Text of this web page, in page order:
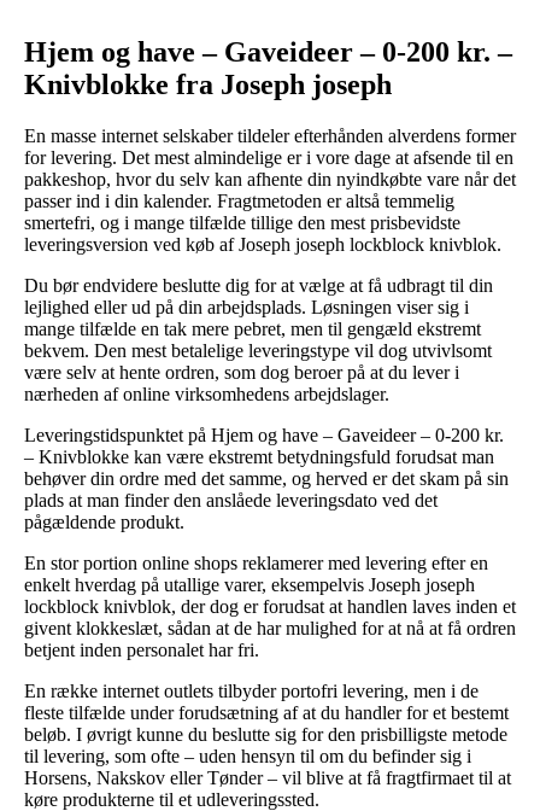
Hjem og have – Gaveideer – 0-200 kr. –
Knivblokke fra Joseph joseph
En masse internet selskaber tildeler efterhånden alverdens former
for levering. Det mest almindelige er i vore dage at afsende til en
pakkeshop, hvor du selv kan afhente din nyindkøbte vare når det
passer ind i din kalender. Fragtmetoden er altså temmelig
smertefri, og i mange tilfælde tillige den mest prisbevidste
leveringsversion ved køb af Joseph joseph lockblock knivblok.
Du bør endvidere beslutte dig for at vælge at få udbragt til din
lejlighed eller ud på din arbejdsplads. Løsningen viser sig i
mange tilfælde en tak mere pebret, men til gengæld ekstremt
bekvem. Den mest betalelige leveringstype vil dog utvivlsomt
være selv at hente ordren, som dog beroer på at du lever i
nærheden af online virksomhedens arbejdslager.
Leveringstidspunktet på Hjem og have – Gaveideer – 0-200 kr.
– Knivblokke kan være ekstremt betydningsfuld forudsat man
behøver din ordre med det samme, og herved er det skam på sin
plads at man finder den anslåede leveringsdato ved det
pågældende produkt.
En stor portion online shops reklamerer med levering efter en
enkelt hverdag på utallige varer, eksempelvis Joseph joseph
lockblock knivblok, der dog er forudsat at handlen laves inden et
givent klokkeslæt, sådan at de har mulighed for at nå at få ordren
betjent inden personalet har fri.
En række internet outlets tilbyder portofri levering, men i de
fleste tilfælde under forudsætning af at du handler for et bestemt
beløb. I øvrigt kunne du beslutte sig for den prisbilligste metode
til levering, som ofte – uden hensyn til om du befinder sig i
Horsens, Nakskov eller Tønder – vil blive at få fragtfirmaet til at
køre produkterne til et udleveringssted.